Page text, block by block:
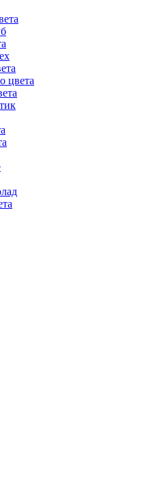
цвета